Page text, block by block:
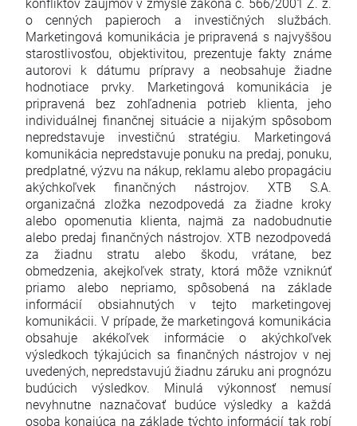
o cenných papieroch a investičných službách.
Marketingová komunikácia je pripravená s najvyššou
starostlivosťou, objektivitou, prezentuje fakty známe
autorovi k dátumu prípravy a neobsahuje žiadne
hodnotiace prvky. Marketingová komunikácia je
pripravená bez zohľadnenia potrieb klienta, jeho
individuálnej finančnej situácie a nijakým spôsobom
nepredstavuje investičnú stratégiu. Marketingová
komunikácia nepredstavuje ponuku na predaj, ponuku,
predplatné, výzvu na nákup, reklamu alebo propagáciu
akýchkoľvek finančných nástrojov. XTB S.A.
organizačná zložka nezodpovedá za žiadne kroky
alebo opomenutia klienta, najmä za nadobudnutie
alebo predaj finančných nástrojov. XTB nezodpovedá
za žiadnu stratu alebo škodu, vrátane, bez
obmedzenia, akejkoľvek straty, ktorá môže vzniknúť
priamo alebo nepriamo, spôsobená na základe
informácií obsiahnutých v tejto marketingovej
komunikácii. V prípade, že marketingová komunikácia
obsahuje akékoľvek informácie o akýchkoľvek
výsledkoch týkajúcich sa finančných nástrojov v nej
uvedených, nepredstavujú žiadnu záruku ani prognózu
budúcich výsledkov. Minulá výkonnosť nemusí
nevyhnutne naznačovať budúce výsledky a každá
osoba konajúca na základe týchto informácií tak robí